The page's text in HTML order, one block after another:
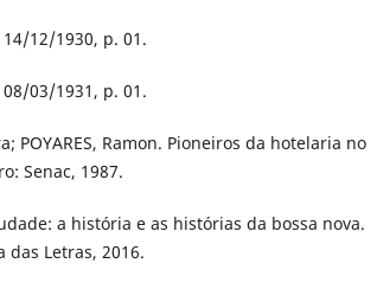
14/12/1930, p. 01.
08/03/1931, p. 01.
POYARES, Ramon. Pioneiros da hotelaria no
Senac, 1987.
a história e as histórias da bossa nova.
das Letras, 2016.